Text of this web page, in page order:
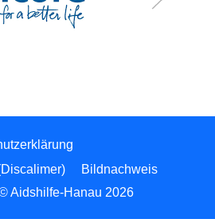
Bildnachweis
Aidshilfe-Hanau 2026